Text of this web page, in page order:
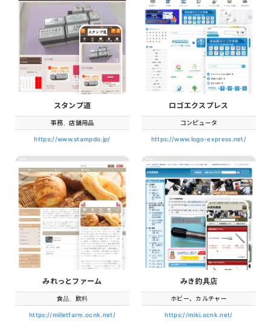
スタンプ道
事務、店舗用品
https://www.stampdo.jp/
ロゴエクスプレス
コンピュータ
https://www.logo-express.net/
みれっとファーム
食品、飲料
https://milletfarm.ocnk.net/
みき釣具店
ホビー、カルチャー
https://miki.ocnk.net/